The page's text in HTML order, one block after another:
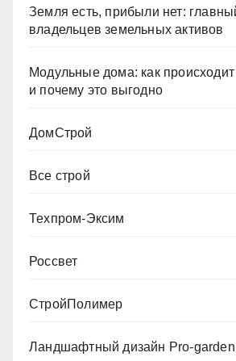
Земля есть, прибыли нет:
владельцев земельных активов
Модульные дома: как
и почему это выгодно
ДомСтрой
Все строй
Техпром-Эксим
Россвет
СтройПолимер
Ландшафтный дизайн Pro-garden